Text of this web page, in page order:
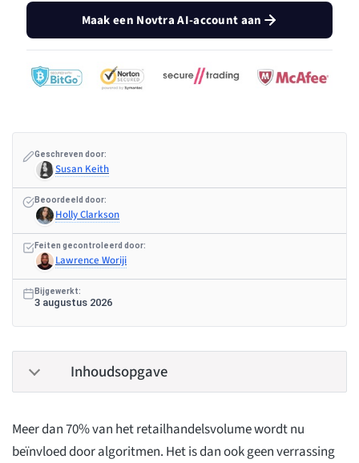
Maak een Novtra AI-account aan
Geschreven door:
Susan Keith
Beoordeeld door:
Holly Clarkson
Feiten gecontroleerd door:
Lawrence Woriji
Bijgewerkt:
3 augustus 2026
Inhoudsopgave
Meer dan 70% van het retailhandelsvolume wordt nu
beïnvloed door algoritmen. Het is dan ook geen verrassing